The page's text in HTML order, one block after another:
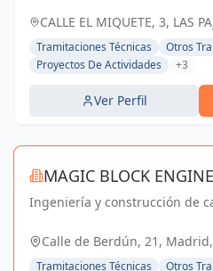
soluciones sólidas para un
CALLE EL MIQUETE, 3, LAS
ESPAÑA, España
Tramitaciones Técnicas
Otros
Proyectos De Actividades
+3
Ver Perfil
MAGIC BLOCK
Ingeniería y construcción de
Nueva.
Calle de Berdún, 21,
Tramitaciones Técnicas
Otros